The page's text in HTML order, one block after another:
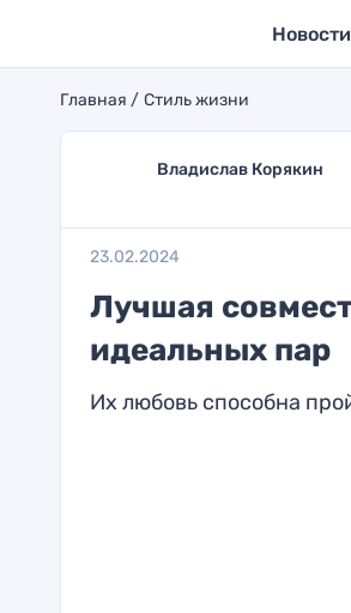
Главная Стиль жизни
Владислав Корякин
23.02.2024
Лучшая
идеальных пар
Их любовь способна